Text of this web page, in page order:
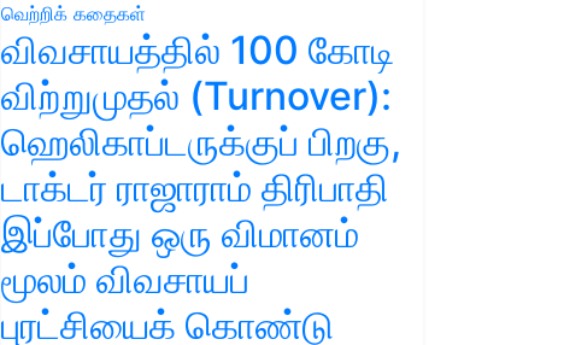
வெற்றிக் கதைகள்
விவசாயத்தில் 100 கோடி
விற்றுமுதல் (Turnover):
ஹெலிகாப்டருக்குப் பிறகு,
டாக்டர் ராஜாராம் திரிபாதி
இப்போது ஒரு விமானம்
மூலம் விவசாயப்
புரட்சியைக் கொண்டு